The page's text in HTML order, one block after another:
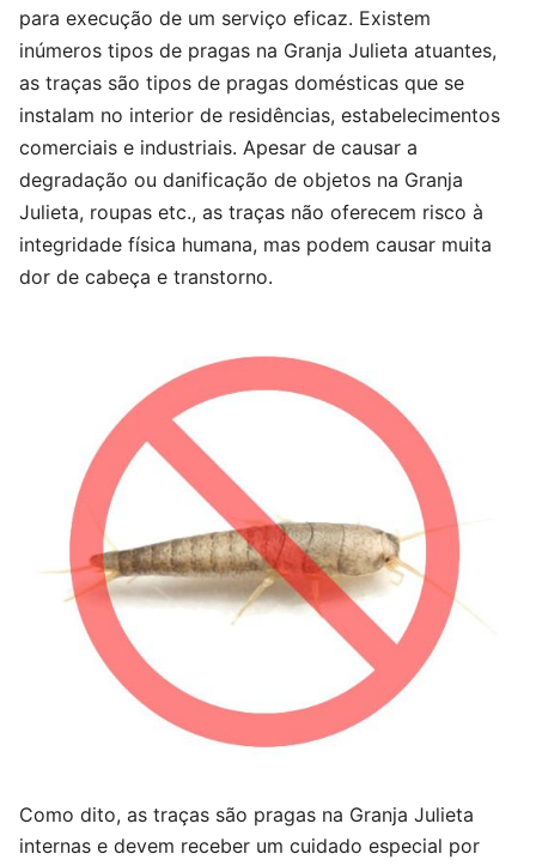
para execução de um serviço eficaz. Existem
inúmeros tipos de pragas na Granja Julieta atuantes,
as traças são tipos de pragas domésticas que se
instalam no interior de residências, estabelecimentos
comerciais e industriais. Apesar de causar a
degradação ou danificação de objetos na Granja
Julieta, roupas etc., as traças não oferecem risco à
integridade física humana, mas podem causar muita
dor de cabeça e transtorno.
Como dito, as traças são pragas na Granja Julieta
internas e devem receber um cuidado especial por